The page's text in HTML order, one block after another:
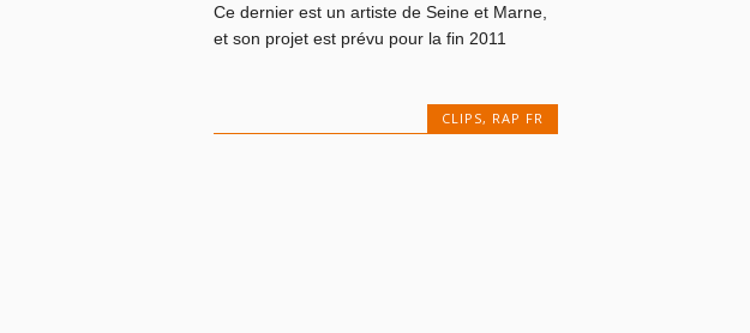
Ce dernier est un artiste de Seine et Marne,
et son projet est prévu pour la fin 2011
CLIPS, RAP FR